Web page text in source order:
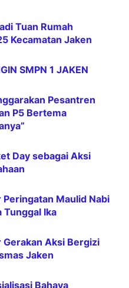
Tuan Rumah
Kecamatan Jaken
SMPN 1 JAKEN
Pesantren
P5 Bertema
Day sebagai Aksi
Peringatan Maulid Nabi
Tunggal Ika
Gerakan Aksi Bergizi
Jaken
Bahaya